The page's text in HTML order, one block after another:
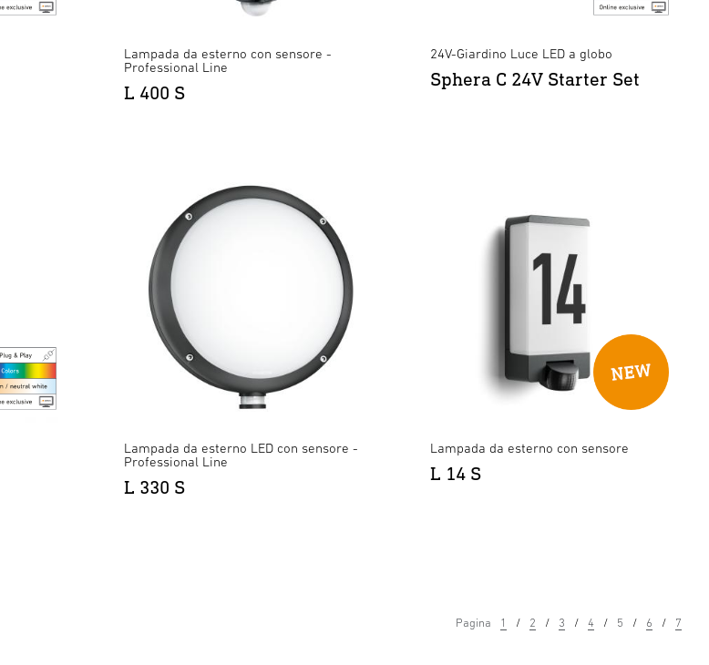
Lampada da esterno con sensore -
Professional Line
L 400 S
24V-Giardino Luce LED a globo
Sphera C 24V Starter Set
Lampada da esterno LED con sensore -
Professional Line
L 330 S
Lampada da esterno con sensore
L 14 S
Pagina 1 2 3 4 5 6 7